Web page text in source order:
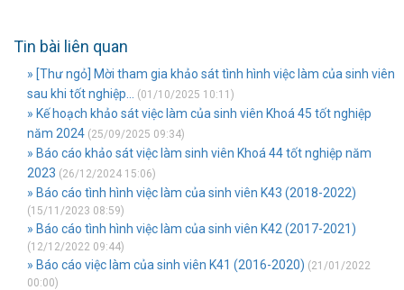
Tin bài liên quan
» [Thư ngỏ] Mời tham gia khảo sát tình hình việc làm của sinh viên
sau khi tốt nghiệp...
(01/10/2025 10:11)
» Kế hoạch khảo sát việc làm của sinh viên Khoá 45 tốt nghiệp
năm 2024 (25/09/2025 09:34)
» Báo cáo khảo sát việc làm sinh viên Khoá 44 tốt nghiệp năm
2023 (26/12/2024 15:06)
» Báo cáo tình hình việc làm của sinh viên K43 (2018-2022)
(15/11/2023 08:59)
» Báo cáo tình hình việc làm của sinh viên K42 (2017-2021)
(12/12/2022 09:44)
» Báo cáo việc làm của sinh viên K41 (2016-2020) (21/01/2022
00:00)